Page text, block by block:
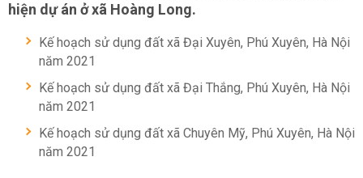
hiện dự án ở xã Hoàng Long.
Kế hoạch sử dụng đất xã Đại Xuyên, Phú Xuyên, Hà Nội
năm 2021
Kế hoạch sử dụng đất xã Đại Thắng, Phú Xuyên, Hà Nội
năm 2021
Kế hoạch sử dụng đất xã Chuyên Mỹ, Phú Xuyên, Hà Nội
năm 2021